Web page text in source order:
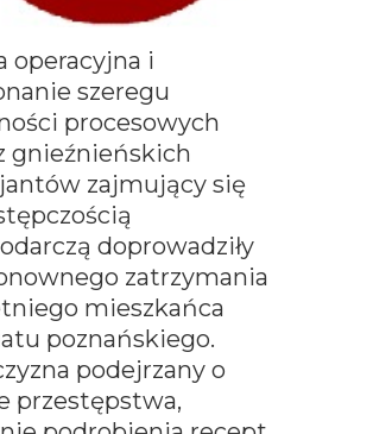
operacyjna i
szeregu
procesowych
gnieźnieńskich
zajmujący się
doprowadziły
zatrzymania
mieszkańca
poznańskiego.
podejrzany o
przestępstwa,